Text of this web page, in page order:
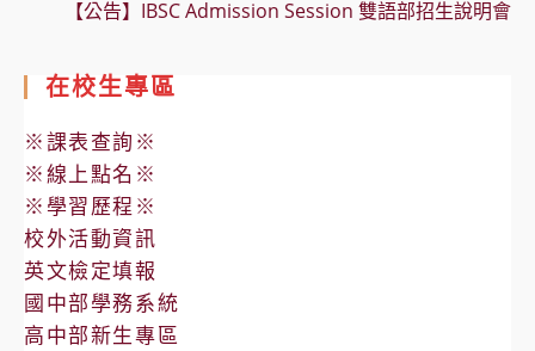
【公告】IBSC Admission Session 雙語部招生說明會
在校生專區
※課表查詢※
※線上點名※
※學習歷程※
校外活動資訊
英文檢定填報
國中部學務系統
高中部新生專區